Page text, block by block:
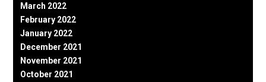
March 2022
February 2022
January 2022
December 2021
November 2021
October 2021